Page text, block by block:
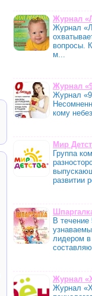
Журнал
Журнал
вопросы.
м...
Журнал
Журнал
кому
Мир
Группа
развитии
В
лидером
Журнал
Журнал